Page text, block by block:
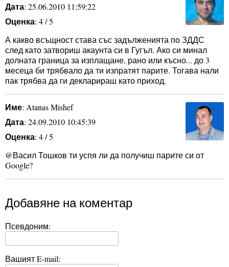
Дата: 25.06.2010 11:59:22
Оценка: 4 / 5
А какво всъщност става със задълженията по ЗДДС
след като затвориш акаунта си в Гугъл. Ако си минал
долната граница за изплащане, рано или късно... до 3
месеца би трябвало да ти изпратят парите. Тогава нали
пак трябва да ги декларираш като приход.
Име: Atanas Mishef
Дата: 24.09.2010 10:45:39
Оценка: 4 / 5
@Васил Тошков ти успя ли да получиш парите си от
Google?
Добавяне на коментар
Псевдоним:
Вашият E-mail: